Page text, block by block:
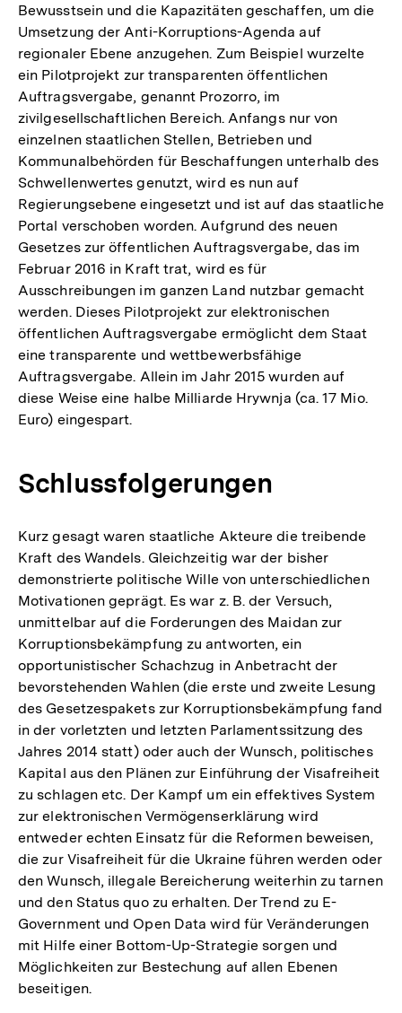
Bewusstsein und die Kapazitäten geschaffen, um die
Umsetzung der Anti-Korruptions-Agenda auf
regionaler Ebene anzugehen. Zum Beispiel wurzelte
ein Pilotprojekt zur transparenten öffentlichen
Auftragsvergabe, genannt Prozorro, im
zivilgesellschaftlichen Bereich. Anfangs nur von
einzelnen staatlichen Stellen, Betrieben und
Kommunalbehörden für Beschaffungen unterhalb des
Schwellenwertes genutzt, wird es nun auf
Regierungsebene eingesetzt und ist auf das staatliche
Portal verschoben worden. Aufgrund des neuen
Gesetzes zur öffentlichen Auftragsvergabe, das im
Februar 2016 in Kraft trat, wird es für
Ausschreibungen im ganzen Land nutzbar gemacht
werden. Dieses Pilotprojekt zur elektronischen
öffentlichen Auftragsvergabe ermöglicht dem Staat
eine transparente und wettbewerbsfähige
Auftragsvergabe. Allein im Jahr 2015 wurden auf
diese Weise eine halbe Milliarde Hrywnja (ca. 17 Mio.
Euro) eingespart.
Schlussfolgerungen
Kurz gesagt waren staatliche Akteure die treibende
Kraft des Wandels. Gleichzeitig war der bisher
demonstrierte politische Wille von unterschiedlichen
Motivationen geprägt. Es war z. B. der Versuch,
unmittelbar auf die Forderungen des Maidan zur
Korruptionsbekämpfung zu antworten, ein
opportunistischer Schachzug in Anbetracht der
bevorstehenden Wahlen (die erste und zweite Lesung
des Gesetzespakets zur Korruptionsbekämpfung fand
in der vorletzten und letzten Parlamentssitzung des
Jahres 2014 statt) oder auch der Wunsch, politisches
Kapital aus den Plänen zur Einführung der Visafreiheit
zu schlagen etc. Der Kampf um ein effektives System
zur elektronischen Vermögenserklärung wird
entweder echten Einsatz für die Reformen beweisen,
die zur Visafreiheit für die Ukraine führen werden oder
den Wunsch, illegale Bereicherung weiterhin zu tarnen
und den Status quo zu erhalten. Der Trend zu E-
Government und Open Data wird für Veränderungen
mit Hilfe einer Bottom-Up-Strategie sorgen und
Möglichkeiten zur Bestechung auf allen Ebenen
beseitigen.